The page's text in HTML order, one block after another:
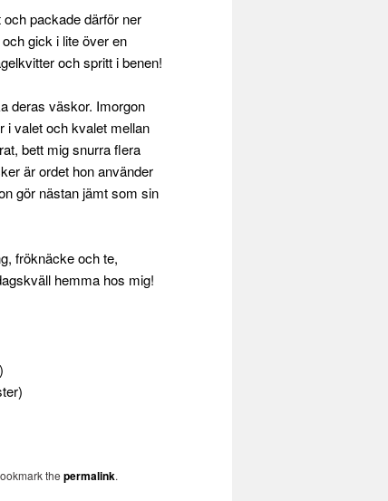
packade därför ner
gick i lite över en
och spritt i benen!
deras väskor. Imorgon
i valet och kvalet mellan
bett mig snurra flera
är ordet hon använder
gör nästan jämt som sin
fröknäcke och te,
hemma hos mig!
the permalink.